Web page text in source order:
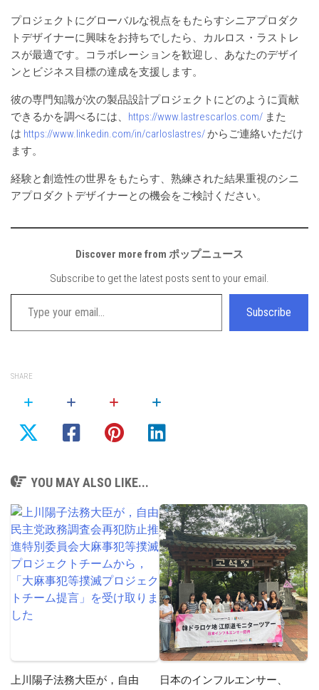
プロジェクトにグローバルな視点をもたらすシニアプロダク
トデザイナーに興味をお持ちでしたら、カルロス・ラストレ
スが最適です。コラボレーションを歓迎し、あなたのデザイ
ンとビジネス目標の達成を支援します。
彼の専門知識が次の製品設計プロジェクトにどのように貢献
できるかを調べるには、 https://www.lastrescarlos.com/ また
は https://www.linkedin.com/in/carloslastres/からご連絡いただけ
ます。
経験と創造性の世界をもたらす、熟練された結果重視のシニ
アプロダクトデザイナーとの機会をご検討ください。
Discover more from ポップニュース
Subscribe to get the latest posts sent to your email.
Type your email…
Subscribe
SHARE
YOU MAY ALSO LIKE...
上川陽子法務大臣が，自由
日本のインフルエンサー、